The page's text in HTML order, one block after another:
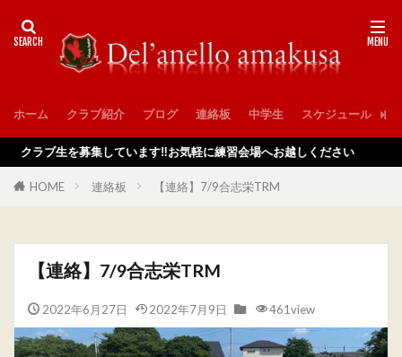
ホーム クラブ紹介 ブログ 連絡板 中学生 スケジュール
ブ生を募集しています‼️お気軽に練習会場へお越しください
HOME 連絡板 【連絡】7/9合志栄TRM
【連絡】7/9合志栄TRM
2022年6月27日 2022年7月9日 461view